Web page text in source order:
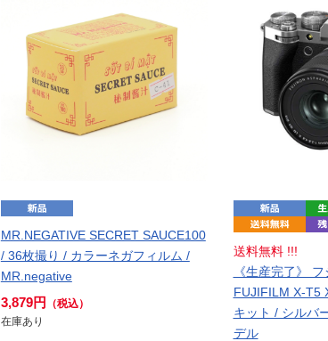
MR.NEGATIVE SECRET SAUCE100
/ 36枚撮り / カラーネガフィルム /
MR.negative
3,879円
（税込）
在庫あり
送料無料 !!!
《生産完了》
FUJIFILM X-T5
キット / シルバ
デル